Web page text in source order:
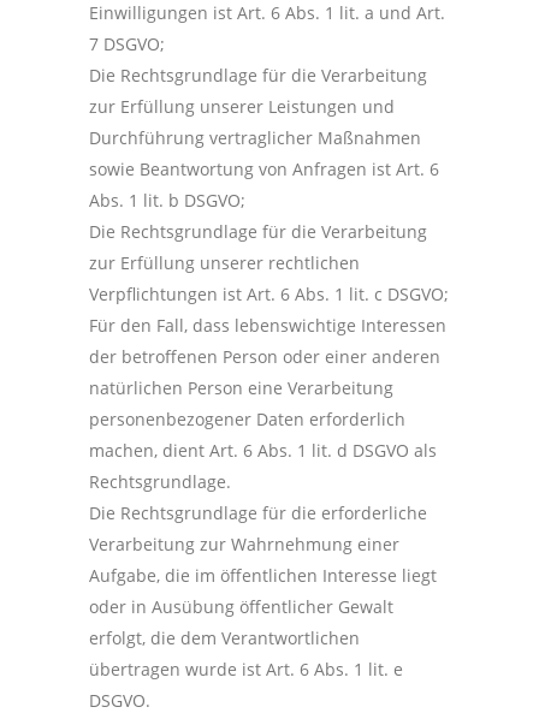
Einwilligungen ist Art. 6 Abs. 1 lit. a und Art.
7 DSGVO;
Die Rechtsgrundlage für die Verarbeitung
zur Erfüllung unserer Leistungen und
Durchführung vertraglicher Maßnahmen
sowie Beantwortung von Anfragen ist Art. 6
Abs. 1 lit. b DSGVO;
Die Rechtsgrundlage für die Verarbeitung
zur Erfüllung unserer rechtlichen
Verpflichtungen ist Art. 6 Abs. 1 lit. c DSGVO;
Für den Fall, dass lebenswichtige Interessen
der betroffenen Person oder einer anderen
natürlichen Person eine Verarbeitung
personenbezogener Daten erforderlich
machen, dient Art. 6 Abs. 1 lit. d DSGVO als
Rechtsgrundlage.
Die Rechtsgrundlage für die erforderliche
Verarbeitung zur Wahrnehmung einer
Aufgabe, die im öffentlichen Interesse liegt
oder in Ausübung öffentlicher Gewalt
erfolgt, die dem Verantwortlichen
übertragen wurde ist Art. 6 Abs. 1 lit. e
DSGVO.